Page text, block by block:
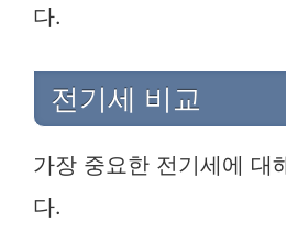
다.
전기세 비교
가장 중요한 전기세에 대
다.